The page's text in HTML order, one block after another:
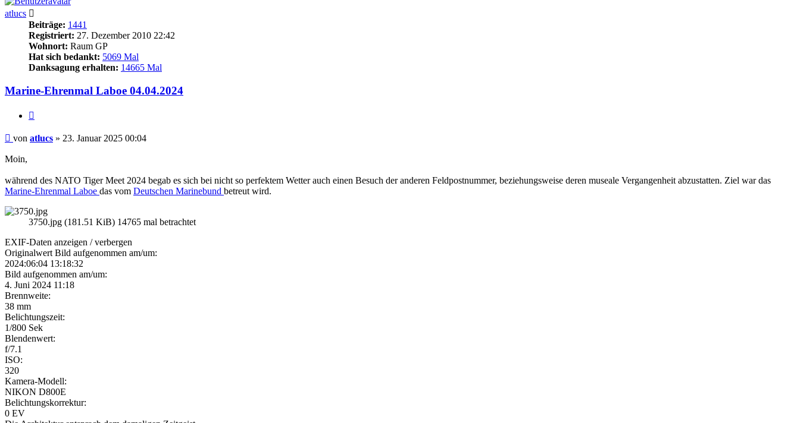
atlucs
Beiträge: 1441
Registriert: 27. Dezember 2010 22:42
Wohnort: Raum GP
Hat sich bedankt: 5069 Mal
Danksagung erhalten: 14665 Mal
Marine-Ehrenmal Laboe 04.04.2024
Beitrag
von atlucs » 23. Januar 2025 00:04
Moin,
während des NATO Tiger Meet 2024 begab es sich bei nicht so perfektem Wetter auch einen Besuch der anderen Feldpostnummer, beziehungsweise deren museale Vergangenheit abzustatten. Ziel war das
Marine-Ehrenmal Laboe das vom Deutschen Marinebund betreut wird.
3750.jpg (181.51 KiB) 14765 mal betrachtet
EXIF-Daten anzeigen / verbergen
Originalwert Bild aufgenommen am/um:
2024:06:04 13:18:32
Bild aufgenommen am/um:
4. Juni 2024 11:18
Brennweite:
38 mm
Belichtungszeit:
1/800 Sek
Blendenwert:
f/7.1
ISO:
320
Kamera-Modell:
NIKON D800E
Belichtungskorrektur:
0 EV